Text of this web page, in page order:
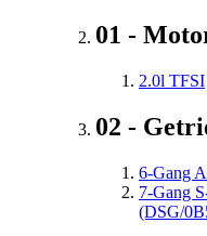
01 -
2.0l TFSI
02 -
6-Gang
7-Gang
(DSG/